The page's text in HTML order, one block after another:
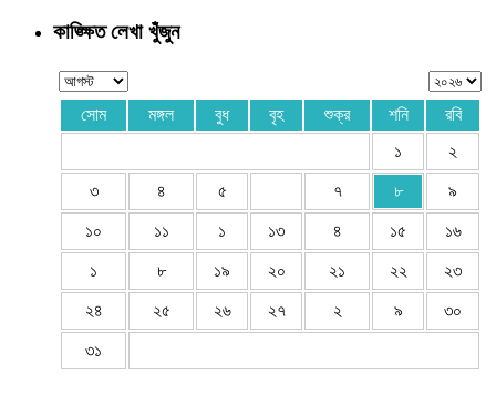
কাঙ্ক্ষিত লেখা খুঁজুন
সোম মঙ্গল বুধ বৃহ শুক্র শনি
রবি
১
২
৩ ৪ ৫ ৭ ৮ ৯
১০ ১১ ১ ১৩ ৪ ১৫ ১৬
১ ৮ ১৯ ২০ ২১ ২২ ২৩
২৪ ২৫ ২৬ ২৭ ২ ৯ ৩০
৩১